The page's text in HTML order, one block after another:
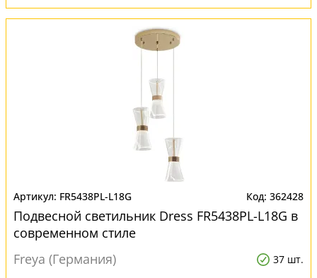
FR5438PL-L18G 362428
Подвесной светильник Dress FR5438PL-L18G в
современном стиле
Freya (Германия)
37 шт.